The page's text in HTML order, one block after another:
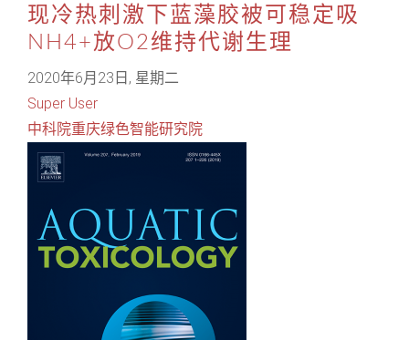
现冷热刺激下蓝藻胶被可稳定吸
NH4+放O2维持代谢生理
2020年6月23日, 星期二
Super User
中科院重庆绿色智能研究院